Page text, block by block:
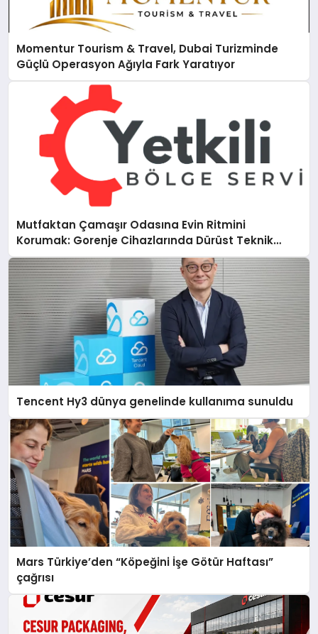
Momentur Tourism & Travel, Dubai Turizminde
Güçlü Operasyon Ağıyla Fark Yaratıyor
Mutfaktan Çamaşır Odasına Evin Ritmini
Korumak: Gorenje Cihazlarında Dürüst Teknik
Destek Deneyimi
Tencent Hy3 dünya genelinde kullanıma sunuldu
Mars Türkiye’den “Köpeğini İşe Götür Haftası”
çağrısı